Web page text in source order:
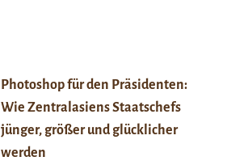
Photoshop für den Präsidenten:
Wie Zentralasiens Staatschefs
jünger, größer und glücklicher
werden